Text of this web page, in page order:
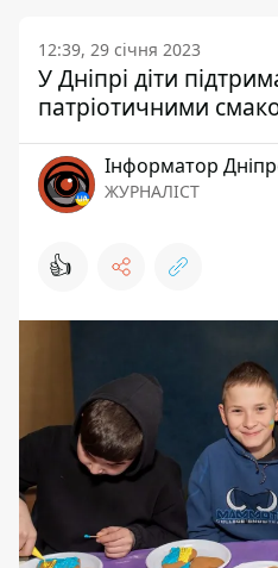
12:39, 29 січня 2023
У Дніпрі діти
патріотичними
Інформатор
ЖУРНАЛІСТ
👍